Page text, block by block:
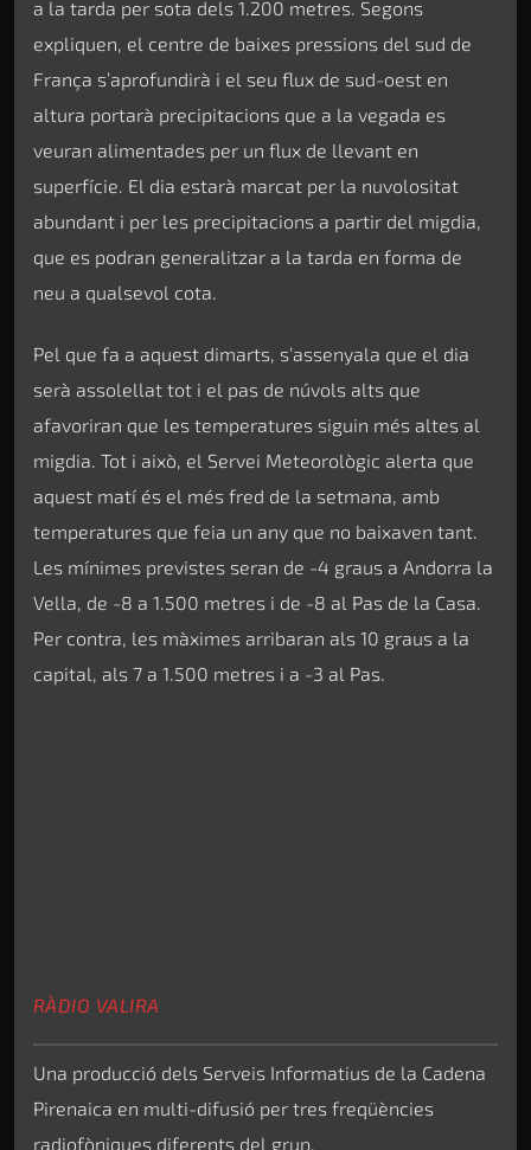
a la tarda per sota dels 1.200 metres. Segons
expliquen, el centre de baixes pressions del sud de
França s’aprofundirà i el seu flux de sud-oest en
altura portarà precipitacions que a la vegada es
veuran alimentades per un flux de llevant en
superfície. El dia estarà marcat per la nuvolositat
abundant i per les precipitacions a partir del migdia,
que es podran generalitzar a la tarda en forma de
neu a qualsevol cota.
Pel que fa a aquest dimarts, s’assenyala que el dia
serà assolellat tot i el pas de núvols alts que
afavoriran que les temperatures siguin més altes al
migdia. Tot i això, el Servei Meteorològic alerta que
aquest matí és el més fred de la setmana, amb
temperatures que feia un any que no baixaven tant.
Les mínimes previstes seran de -4 graus a Andorra la
Vella, de -8 a 1.500 metres i de -8 al Pas de la Casa.
Per contra, les màximes arribaran als 10 graus a la
capital, als 7 a 1.500 metres i a -3 al Pas.
RÀDIO VALIRA
Una producció dels Serveis Informatius de la Cadena
Pirenaica en multi-difusió per tres freqüències
radiofòniques diferents del grup.